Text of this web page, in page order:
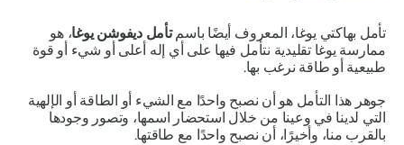
تأمل بهاكتي يوغا، المعروف أيضًا باسمتأمل ديفوشن يوغا، هو
ممارسة يوغا تقليدية نتأمل فيها على أي إله أعلى أو شيء أو قوة
طبيعية أو طاقة نرغب بها.
جوهر هذا التأمل هو أن نصبح واحدًا مع الشيء أو الطاقة أو الإلهية
التي لدينا في وعينا من خلال استحضار اسمها، وتصور وجودها
بالقرب منا، وأخيرًا، أن نصبح واحدًا مع طاقتها.